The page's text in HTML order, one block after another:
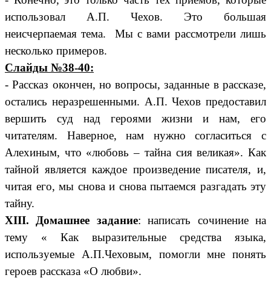
использовал А.П. Чехов. Это большая
неисчерпаемая тема. Мы с вами рассмотрели лишь
несколько примеров.
Слайды №38-40:
- Рассказ окончен, но вопросы, заданные в рассказе,
остались неразрешенными. А.П. Чехов предоставил
вершить суд над героями жизни и нам, его
читателям. Наверное, нам нужно согласиться с
Алехиным, что «любовь – тайна сия великая». Как
тайной является каждое произведение писателя, и,
читая его, мы снова и снова пытаемся разгадать эту
тайну.
XIII. Домашнее задание: написать сочинение на
тему « Как выразительные средства языка,
используемые А.П.Чеховым, помогли мне понять
героев рассказа «О любви».